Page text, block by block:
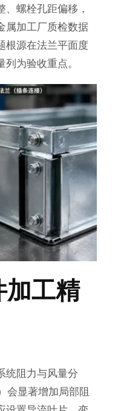
螺栓孔距偏移，
属加工厂质检数据
根源在法兰平面度
为验收重点。
工精
统阻力与风量分
会显著增加局部阻